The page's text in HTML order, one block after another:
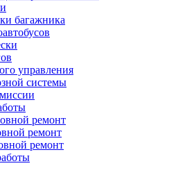
багажника
управления
системы
ремонт
ремонт
ремонт